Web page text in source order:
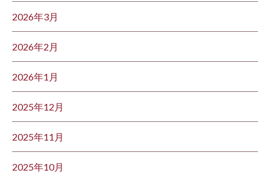
2026年3月
2026年2月
2026年1月
2025年12月
2025年11月
2025年10月